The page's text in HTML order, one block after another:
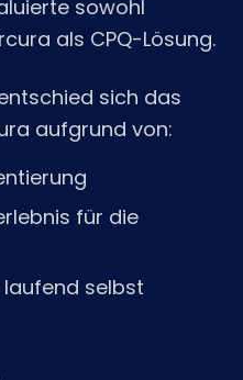
sowohl
als CPQ-Lösung.
sich das
aufgrund von:
für die
laufend selbst